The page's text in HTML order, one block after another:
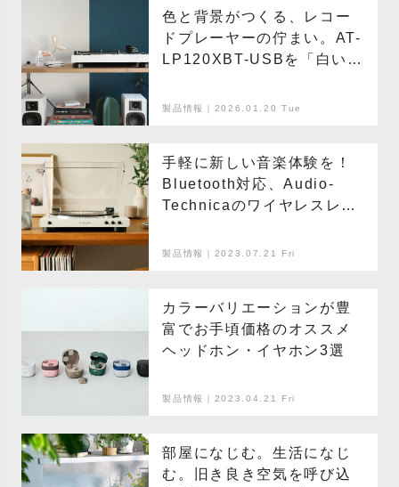
色と背景がつくる、レコー
ドプレーヤーの佇まい。AT-
LP120XBT-USBを「白い
みた
製品情報｜2026.01.20 Tue
手軽に新しい音楽体験を！
Bluetooth対応、Audio-
Technicaのワイヤレスレ
製品情報｜2023.07.21 Fri
カラーバリエーションが豊
富でお手頃価格のオススメ
ヘッドホン・イヤホン3選
製品情報｜2023.04.21 Fri
部屋になじむ。生活になじ
む。旧き良き空気を呼び込